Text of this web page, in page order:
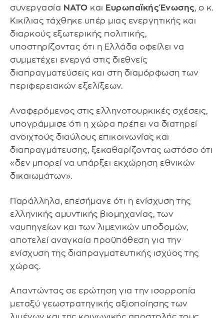
συνεργασία ΝΑΤΟ και Ευρωπαϊκής Ένωσης, ο κ.
Κικίλιας τάχθηκε υπέρ μιας ενεργητικής και
διαρκούς εξωτερικής πολιτικής,
υποστηρίζοντας ότι η Ελλάδα οφείλει να
συμμετέχει ενεργά στις διεθνείς
διαπραγματεύσεις και στη διαμόρφωση των
περιφερειακών εξελίξεων.
Αναφερόμενος στις ελληνοτουρκικές σχέσεις,
υπογράμμισε ότι η χώρα πρέπει να διατηρεί
ανοιχτούς διαύλους επικοινωνίας και
διαπραγμάτευσης, ξεκαθαρίζοντας ωστόσο ότι
«δεν μπορεί να υπάρξει εκχώρηση εθνικών
δικαιωμάτων».
Παράλληλα, επεσήμανε ότι η ενίσχυση της
ελληνικής αμυντικής βιομηχανίας, των
ναυπηγείων και των λιμενικών υποδομών,
αποτελεί αναγκαία προϋπόθεση για την
ενίσχυση της διαπραγματευτικής ισχύος της
χώρας.
Απαντώντας σε ερώτηση για την ισορροπία
μεταξύ γεωστρατηγικής αξιοποίησης των